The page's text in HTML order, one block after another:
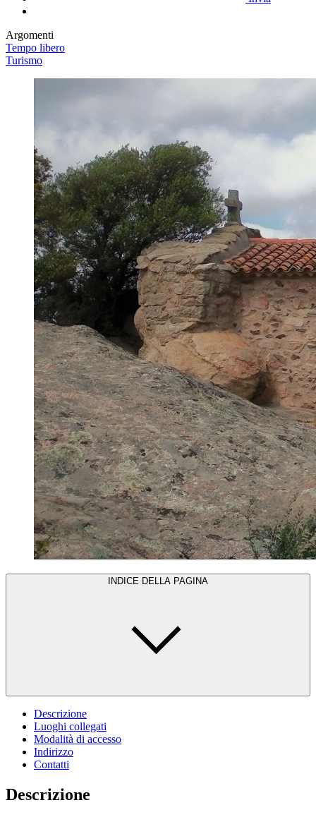
Argomenti
Tempo libero
Turismo
INDICE DELLA PAGINA
Descrizione
Luoghi collegati
Modalità di accesso
Indirizzo
Contatti
Descrizione